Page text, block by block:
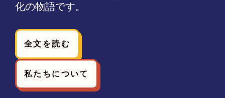
化の物語です。
全文を読む
私たちについて